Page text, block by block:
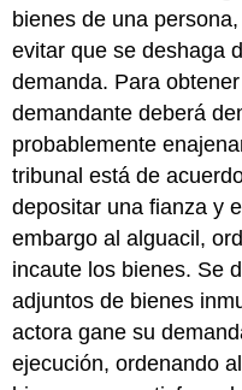
Fiscal
PARA
LLEVAR
bienes de una
evitar que se deshaga
demanda. Para
demandante deberá
probablemente
tribunal está de
depositar una fianza y
embargo al alguacil,
incaute los bienes. Se
adjuntos de bienes
actora gane su
ejecución, ordenando